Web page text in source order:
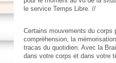
le service Temps Libre. //
Certains mouvements du corps
compréhension, la
tracas du quotidien. Avec la
dans votre corps et dans votre